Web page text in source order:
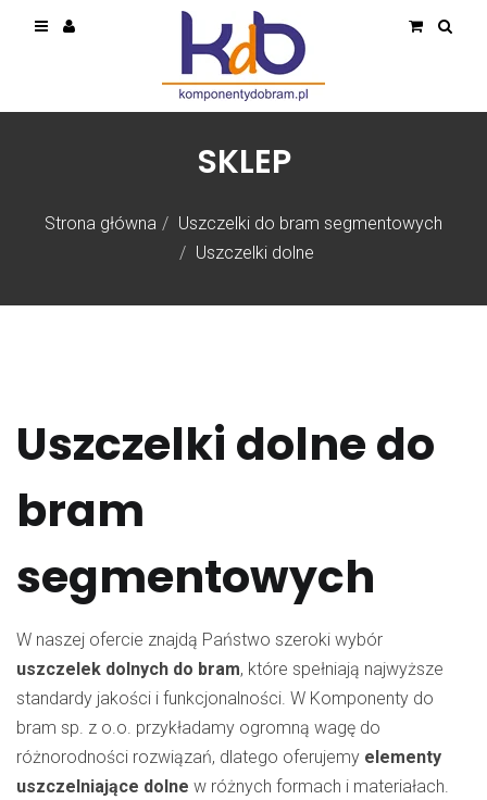
Strona główna
Uszczelki do bram segmentowych
Uszczelki dolne
SKLEP
Uszczelki dolne do
bram
segmentowych
W naszej ofercie znajdą Państwo szeroki wybór
uszczelek dolnych do bram, które spełniają najwyższe
standardy jakości i funkcjonalności. W Komponenty do
bram sp. z o.o. przykładamy ogromną wagę do
różnorodności rozwiązań, dlatego oferujemy elementy
uszczelniające dolne w różnych formach i materiałach.